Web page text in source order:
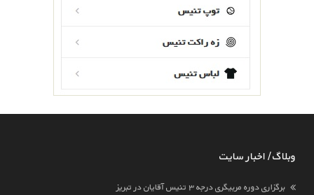
وبلاگ / اخبار سایت
برگزاری دوره مربیگری درجه ۳ تنیس آقایان در تبریز